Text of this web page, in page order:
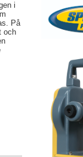
i
På
och